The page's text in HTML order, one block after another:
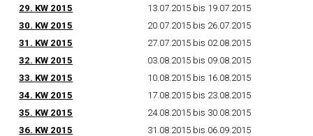
29. KW 2015
13.07.2015 bis 19.07.2015
30. KW 2015
20.07.2015 bis 26.07.2015
31. KW 2015
27.07.2015 bis 02.08.2015
32. KW 2015
03.08.2015 bis 09.08.2015
33. KW 2015
10.08.2015 bis 16.08.2015
34. KW 2015
17.08.2015 bis 23.08.2015
35. KW 2015
24.08.2015 bis 30.08.2015
36. KW 2015
31.08.2015 bis 06.09.2015